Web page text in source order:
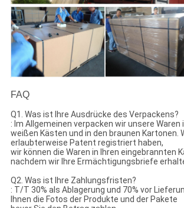
FAQ
Q1. Was ist Ihre Ausdrücke des Verpackens?
: Im Allgemeinen verpacken wir unsere Waren
weißen Kästen und in den braunen Kartonen.
erlaubterweise Patent registriert haben,
wir können die Waren in Ihren eingebrannten
nachdem wir Ihre Ermächtigungsbriefe
Q2. Was ist Ihre Zahlungsfristen?
: T/T 30% als Ablagerung und 70% vor
Ihnen die Fotos der Produkte und der Pakete